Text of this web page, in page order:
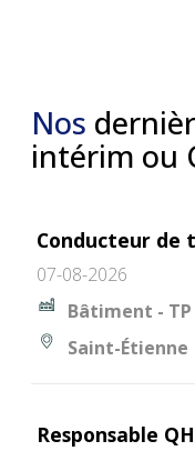
Nos
intérim ou
Conducteur de
07-08-2026
Bâtiment -
Saint-Étienne
Responsable